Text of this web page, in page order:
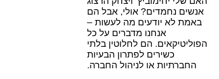
אנשים נחמדים? אולי, אבל הם
באמת לא יודעים מה לעשות –
אנחנו מדברים על כל
הפוליטיקאים. הם לחלוטין בלתי
כשירים לפתרון הבעיות
החברתיות או לניהול החברה.